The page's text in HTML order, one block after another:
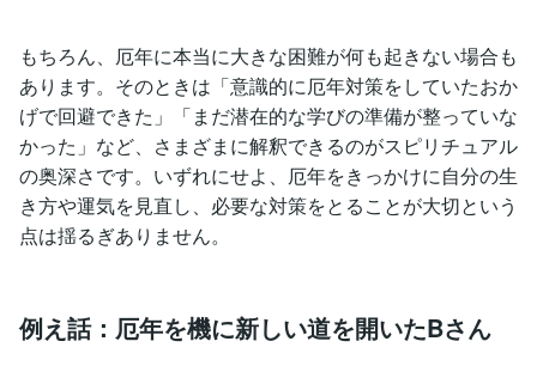
もちろん、厄年に本当に大きな困難が何も起きない場合も
あります。そのときは「意識的に厄年対策をしていたおか
げで回避できた」「まだ潜在的な学びの準備が整っていな
かった」など、さまざまに解釈できるのがスピリチュアル
の奥深さです。いずれにせよ、厄年をきっかけに自分の生
き方や運気を見直し、必要な対策をとることが大切という
点は揺るぎありません。
例え話：厄年を機に新しい道を開いたBさん